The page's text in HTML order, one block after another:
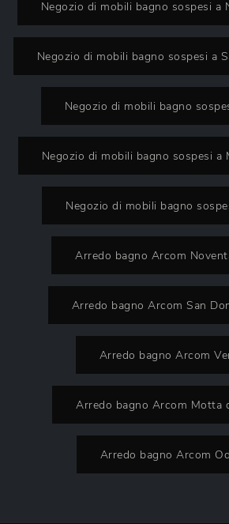
Negozio di mobili bagno sospesi a
Negozio di mobili bagno sospesi a
Negozio di mobili bagno
Negozio di mobili bagno sospesi a
Negozio di mobili bagno
Arredo bagno Arcom
Arredo bagno Arcom San
Arredo bagno Arcom
Arredo bagno Arcom Motta
Arredo bagno Arcom